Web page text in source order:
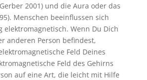
2001) und die Aura oder das
Menschen beeinflussen sich
elektromagnetisch. Wenn Du Dich
anderen Person befindest,
Feld Deines
Feld des Gehirns
auf eine Art, die leicht mit Hilfe